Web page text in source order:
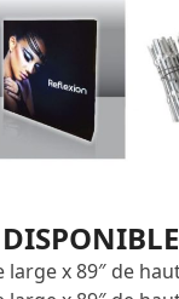
large x 89″ de